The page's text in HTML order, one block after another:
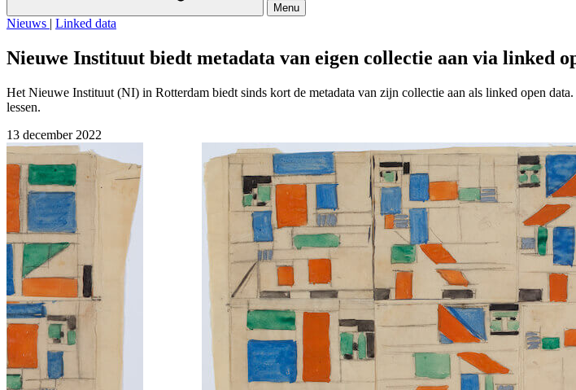
Menu
Nieuws | Linked data
Nieuwe Instituut biedt metadata van eigen collectie aan via linked
Het Nieuwe Instituut (NI) in Rotterdam biedt sinds kort de metadata van zijn collectie aan als linked open
lessen.
13 december 2022